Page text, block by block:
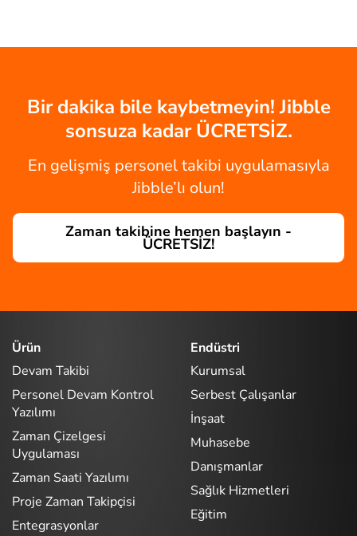
Bir dakika bile kaybetmeyin! Jibble
sonsuza kadar ÜCRETSİZ.
En gelişmiş personel takibi uygulamasıyla
Jibble’lı olun!
Zaman takibine hemen başlayın -
ÜCRETSİZ!
Ürün
Devam Takibi
Personel Devam Kontrol
Yazılımı
Zaman Çizelgesi
Uygulaması
Zaman Saati Yazılımı
Proje Zaman Takipçisi
Entegrasyonlar
Endüstri
Kurumsal
Serbest Çalışanlar
İnşaat
Muhasebe
Danışmanlar
Sağlık Hizmetleri
Eğitim